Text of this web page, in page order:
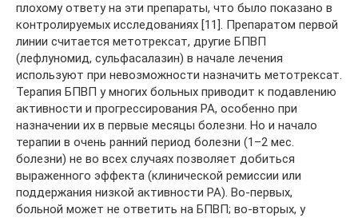
плохому ответу на эти препараты, что было показано в
контролируемых исследованиях [11]. Препаратом первой
линии считается метотрексат, другие БПВП
(лефлуномид, сульфасалазин) в начале лечения
используют при невозможности назначить метотрексат.
Терапия БПВП у многих больных приводит к подавлению
активности и прогрессирования РА, особенно при
назначении их в первые месяцы болезни. Но и начало
терапии в очень ранний период болезни (1–2 мес.
болезни) не во всех случаях позволяет добиться
выраженного эффекта (клинической ремиссии или
поддержания низкой активности РА). Во-первых,
больной может не ответить на БПВП; во-вторых, у